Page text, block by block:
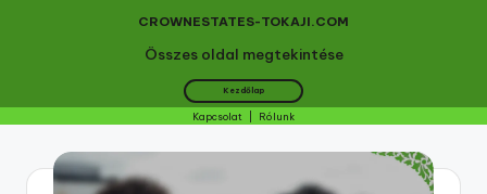
Összes oldal megtekintése
CROWNESTATES-TOKAJI.COM
Kezdőlap
Kapcsolat Rólunk